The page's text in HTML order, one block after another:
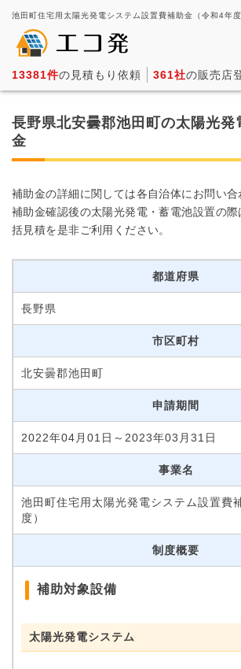
13381件の見積もり依頼 361社の販売店
長野県北安曇郡池田町の太陽光発
金
補助金の詳細に関しては各自治体にお問い合
補助金確認後の太陽光発電・蓄電池設置の
括見積を是非ご利用ください。
都道府県
長野県
市区町村
北安曇郡池田町
申請期間
2022年04月01日～2023年03月31日
事業名
池田町住宅用太陽光発電システム設置費
度）
制度概要
補助対象設備
太陽光発電システム